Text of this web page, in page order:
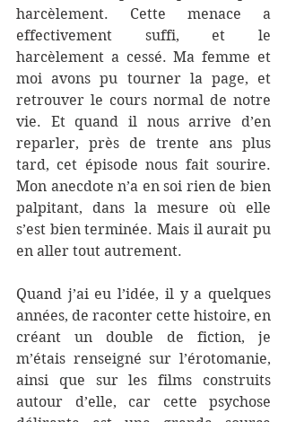
harcèlement. Cette menace a
effectivement suffi, et le
harcèlement a cessé. Ma femme et
moi avons pu tourner la page, et
retrouver le cours normal de notre
vie. Et quand il nous arrive d’en
reparler, près de trente ans plus
tard, cet épisode nous fait sourire.
Mon anecdote n’a en soi rien de bien
palpitant, dans la mesure où elle
s’est bien terminée. Mais il aurait pu
en aller tout autrement.
Quand j’ai eu l’idée, il y a quelques
années, de raconter cette histoire, en
créant un double de fiction, je
m’étais renseigné sur l’érotomanie,
ainsi que sur les films construits
autour d’elle, car cette psychose